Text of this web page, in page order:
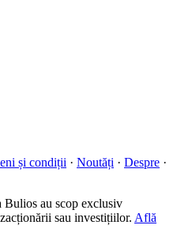
și condiții · Noutăți · Despre ·
Bulios au scop exclusiv
sau investițiilor. Află